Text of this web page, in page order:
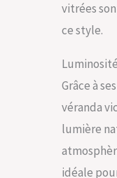
vitrées
ce style.
Grâce à
véranda
lumière
idéale